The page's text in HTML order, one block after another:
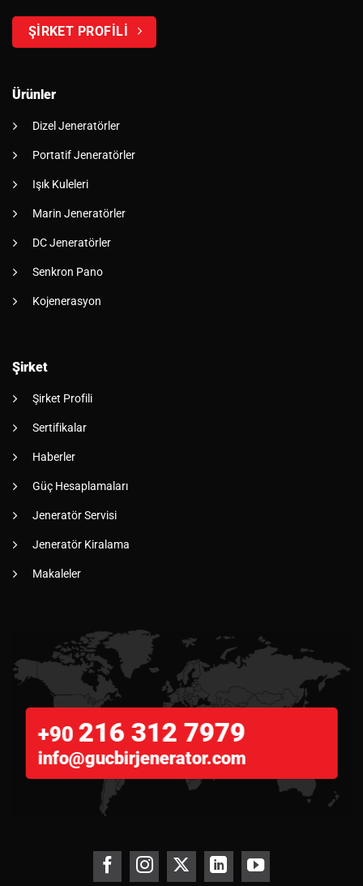
ŞİRKET PROFİLİ
Ürünler
Dizel Jeneratörler
Portatif Jeneratörler
Işık Kuleleri
Marin Jeneratörler
DC Jeneratörler
Senkron Pano
Kojenerasyon
Şirket
Şirket Profili
Sertifikalar
Haberler
Güç Hesaplamaları
Jeneratör Servisi
Jeneratör Kiralama
Makaleler
+90 216 312 7979
info@gucbirjenerator.com